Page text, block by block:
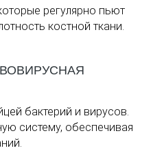
регулярно пьют
костной ткани.
бактерий и вирусов.
систему, обеспечивая